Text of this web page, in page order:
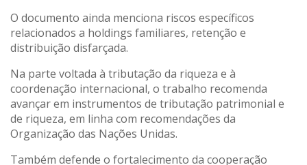
O documento ainda menciona riscos específicos
relacionados a holdings familiares, retenção e
distribuição disfarçada.
Na parte voltada à tributação da riqueza e à
coordenação internacional, o trabalho recomenda
avançar em instrumentos de tributação patrimonial e
de riqueza, em linha com recomendações da
Organização das Nações Unidas.
Também defende o fortalecimento da cooperação